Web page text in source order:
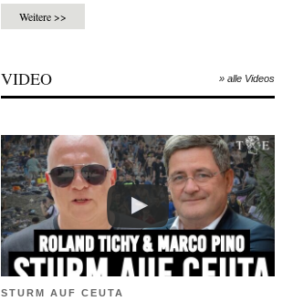
Weitere >>
VIDEO » alle Videos
STURM AUF CEUTA